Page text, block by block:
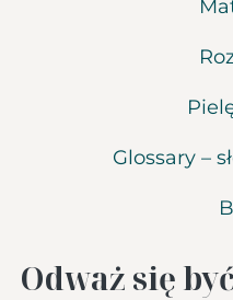
Glossary –
Odważ się